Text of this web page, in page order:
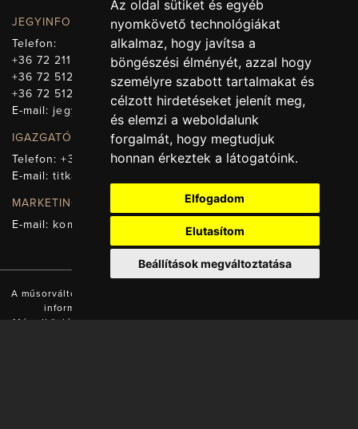
Az oldal sütiket és egyéb
nyomkövető technológiákat
alkalmaz, hogy javítsa a
böngészési élményét, azzal hogy
személyre szabott tartalmakat és
célzott hirdetéseket jelenít meg,
és elemzi a weboldalunk
forgalmát, hogy megtudjuk
honnan érkeztek a látogatóink.
Elfogadom
Elutasítom
Beállítások megváltoztatása
JEGYINFORMÁCIÓ
Telefon:
+36 72 211-965
+36 72 512-669
+36 72 512-675
E-mail: jegy@pnsz.hu
IGAZGATÓSÁG, TITKÁRSÁG
Telefon:+36 72 512-671
E-mail:titkarsag@pnsz.hu
MARKETING, SAJTÓ, KOMMUNIKÁCIÓ
E-mail: kommunikacio@pnsz.hu
A műsorváltozás jogát fenntartjuk! A honlapon található valamennyi
információ a Pécsi Nemzeti Színház tulajdonát képezi.
Másodközlésük a tulajdonos engedélyével és forrás (www.pnsz.hu)